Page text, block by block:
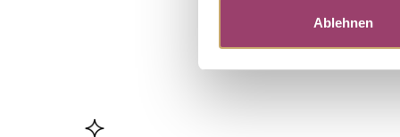
Ablehnen